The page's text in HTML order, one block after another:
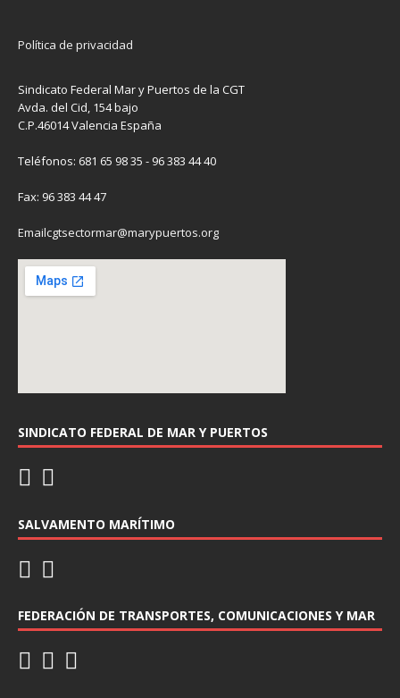
Política de privacidad
Sindicato Federal Mar y Puertos de la CGT
Avda. del Cid, 154 bajo
C.P.46014 Valencia España
Teléfonos: 681 65 98 35 - 96 383 44 40
Fax: 96 383 44 47
Emailcgtsectormar@marypuertos.org
SINDICATO FEDERAL DE MAR Y PUERTOS
SALVAMENTO MARÍTIMO
FEDERACIÓN DE TRANSPORTES, COMUNICACIONES Y MAR